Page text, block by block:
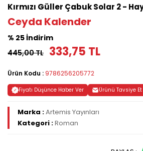
Kırmızı Güller Çabuk Solar 2 -
Ceyda Kalender
% 25 İndirim
445,00 TL 333,75 TL
Ürün Kodu : 9786256205772
Fiyatı Düşünce Haber Ver Ürünü Tavsiye Et
Marka :Artemis Yayınları
Kategori :Roman